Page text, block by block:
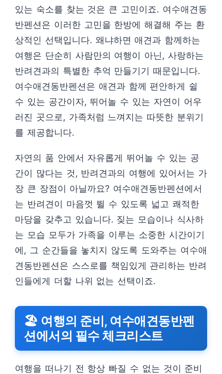
있는 숙소를 찾는 것은 큰 고민이죠. 여수애견동
반펜션은 이러한 고민을 한방에 해결해 주는 환
상적인 선택입니다. 왜냐하면 애견과 함께하는
여행은 단순히 사람만의 여행이 아닌, 사랑하는
반려견과의 특별한 추억 만들기기 때문입니다.
여수애견동반펜션은 애견과 함께 편안하게 쉴
수 있는 공간이자, 뛰어놀 수 있는 자연이 어우
러진 곳으로, 가족처럼 느껴지는 따뜻한 분위기
를 제공합니다.
자연의 품 안에서 자유롭게 뛰어놀 수 있는 공
간이 많다는 것, 반려견과의 여행에 있어서는 가
장 큰 장점이 아닐까요? 여수애견동반펜션에서
는 반려견이 마음껏 뛸 수 있도록 넓고 쾌적한
마당을 갖추고 있습니다. 짖는 모습이나 식사하
는 모습 모두가 가족을 이루는 소중한 시간이기
에, 그 순간들을 놓치지 않도록 도와주는 여수애
견동반펜션은 스스로를 책임있게 관리하는 반려
인들에게 더할 나위 없는 선택이죠.
🏖️ 여행의 준비, 여수애견동반펜
션에서의 필수 체크리스트
여행을 떠나기 전 항상 빠질 수 없는 것이 준비